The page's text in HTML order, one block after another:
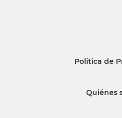
Política de
Quiénes